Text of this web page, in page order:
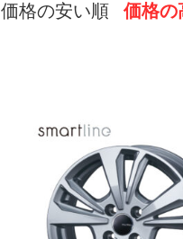
価格の安い順 価格の